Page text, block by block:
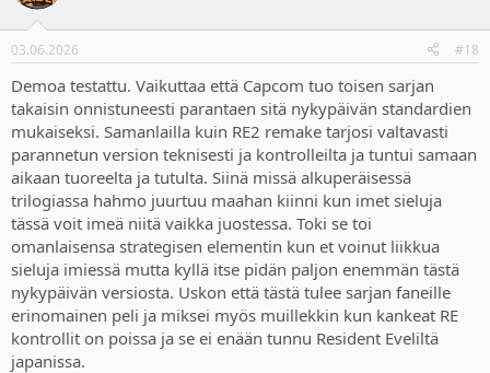
03.06.2026 #18
Demoa testattu. Vaikuttaa että Capcom tuo toisen sarjan
takaisin onnistuneesti parantaen sitä nykypäivän standardien
mukaiseksi. Samanlailla kuin RE2 remake tarjosi valtavasti
parannetun version teknisesti ja kontrolleilta ja tuntui samaan
aikaan tuoreelta ja tutulta. Siinä missä alkuperäisessä
trilogiassa hahmo juurtuu maahan kiinni kun imet sieluja
tässä voit imeä niitä vaikka juostessa. Toki se toi
omanlaisensa strategisen elementin kun et voinut liikkua
sieluja imiessä mutta kyllä itse pidän paljon enemmän tästä
nykypäivän versiosta. Uskon että tästä tulee sarjan faneille
erinomainen peli ja miksei myös muillekkin kun kankeat RE
kontrollit on poissa ja se ei enään tunnu Resident Eveliltä
japanissa.